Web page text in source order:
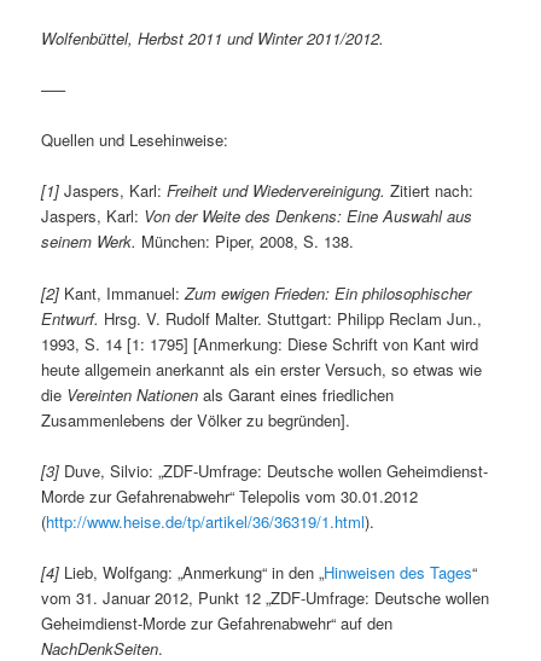
Wolfenbüttel, Herbst 2011 und Winter 2011/2012.
—–
Quellen und Lesehinweise:
[1] Jaspers, Karl:Freiheit und Wiedervereinigung. Zitiert nach:
Jaspers, Karl: Von der Weite des Denkens: Eine Auswahl aus
seinem Werk. München: Piper, 2008, S. 138.
[2] Kant, Immanuel:Zum ewigen Frieden: Ein philosophischer
Entwurf. Hrsg. V. Rudolf Malter. Stuttgart: Philipp Reclam Jun.,
1993, S. 14 [1: 1795] [Anmerkung: Diese Schrift von Kant wird
heute allgemein anerkannt als ein erster Versuch, so etwas wie
die Vereinten Nationen als Garant eines friedlichen
Zusammenlebens der Völker zu begründen].
[3] Duve, Silvio: „ZDF-Umfrage: Deutsche wollen Geheimdienst-
Morde zur Gefahrenabwehr“ Telepolis vom 30.01.2012
(http://www.heise.de/tp/artikel/36/36319/1.html).
[4] Lieb, Wolfgang: „Anmerkung“ in den „Hinweisen des Tages“
vom 31. Januar 2012, Punkt 12 „ZDF-Umfrage: Deutsche wollen
Geheimdienst-Morde zur Gefahrenabwehr“ auf den
NachDenkSeiten.